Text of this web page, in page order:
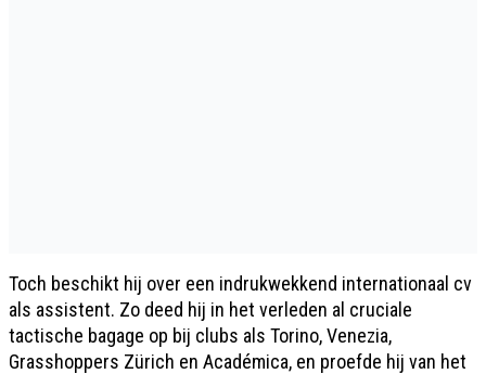
Toch beschikt hij over een indrukwekkend internationaal cv
als assistent. Zo deed hij in het verleden al cruciale
tactische bagage op bij clubs als Torino, Venezia,
Grasshoppers Zürich en Académica, en proefde hij van het